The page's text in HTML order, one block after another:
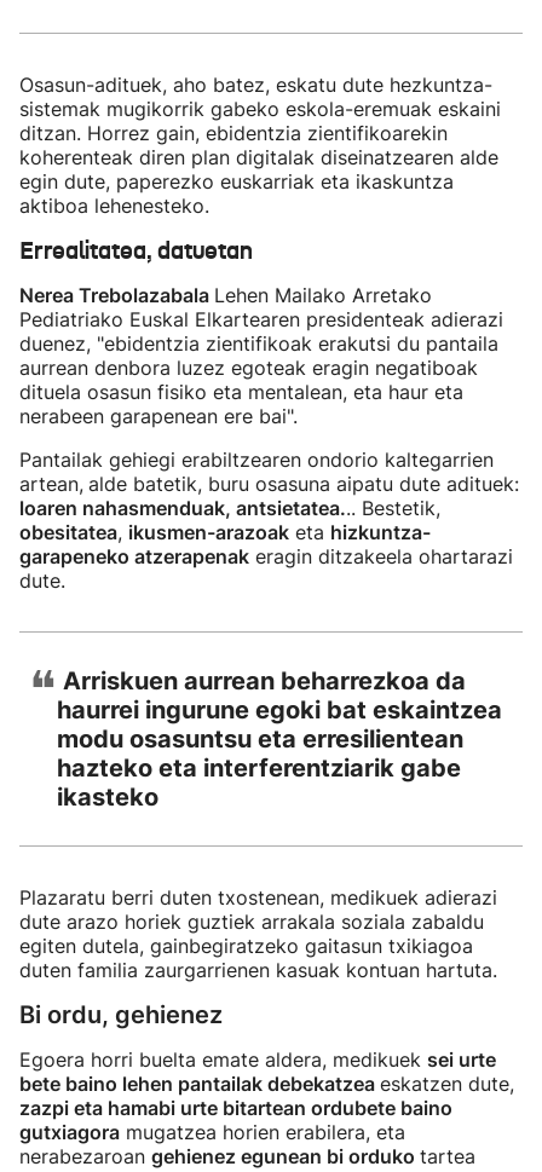
Osasun-adituek, aho batez, eskatu dute hezkuntza-
sistemak mugikorrik gabeko eskola-eremuak eskaini
ditzan. Horrez gain, ebidentzia zientifikoarekin
koherenteak diren plan digitalak diseinatzearen alde
egin dute, paperezko euskarriak eta ikaskuntza
aktiboa lehenesteko.
Errealitatea, datuetan
Nerea Trebolazabala Lehen Mailako Arretako
Pediatriako Euskal Elkartearen presidenteak adierazi
duenez, "ebidentzia zientifikoak erakutsi du pantaila
aurrean denbora luzez egoteak eragin negatiboak
dituela osasun fisiko eta mentalean, eta haur eta
nerabeen garapenean ere bai".
Pantailak gehiegi erabiltzearen ondorio kaltegarrien
artean, alde batetik, buru osasuna aipatu dute adituek:
loaren nahasmenduak, antsietatea... Bestetik,
obesitatea, ikusmen-arazoak eta hizkuntza-
garapeneko atzerapenak eragin ditzakeela ohartarazi
dute.
❝ Arriskuen aurrean beharrezkoa da
haurrei ingurune egoki bat eskaintzea
modu osasuntsu eta erresilientean
hazteko eta interferentziarik gabe
ikasteko
Plazaratu berri duten txostenean, medikuek adierazi
dute arazo horiek guztiek arrakala soziala zabaldu
egiten dutela, gainbegiratzeko gaitasun txikiagoa
duten familia zaurgarrienen kasuak kontuan hartuta.
Bi ordu, gehienez
Egoera horri buelta emate aldera, medikuek sei urte
bete baino lehen pantailak debekatzea eskatzen dute,
zazpi eta hamabi urte bitartean ordubete baino
gutxiagora mugatzea horien erabilera, eta
nerabezaroan gehienez egunean bi orduko tartea